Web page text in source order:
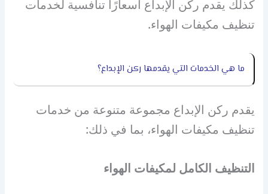
كذلك يقدم ركن الإبداع أسعارًا تنافسية لخدمات
تنظيف مكيفات الهواء.
ما هي الخدمات التي يقدمها ركن الإبداع؟
يقدم ركن الإبداع مجموعة متنوعة من خدمات
تنظيف مكيفات الهواء، بما في ذلك:
التنظيف الكامل لمكيفات الهواء